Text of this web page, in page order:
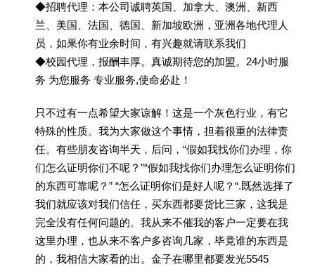
◆招聘代理：本公司诚聘英国、加拿大、澳洲、新西
兰、美国、法国、德国、新加坡欧洲，亚洲各地代理人
员，如果你有业余时间，有兴趣就请联系我们
◆校园代理，报酬丰厚。真诚期待您的加盟。24小时服
务 为您服务 专业服务,使命必赴！
只不过有一点希望大家谅解！这是一个灰色行业，有它
特殊的性质。我为大家做这个事情，担着很重的法律责
任。有些朋友咨询半天，后问，“假如我找你们办理，你
们怎么证明你们不呢？”“假如我找你们办理怎么证明你们
的东西可靠呢？” “怎么证明你们是好人呢？“.既然选择了
我们就应该对我们信任，买东西都要货比三家，这我是
完全没有任何问题的。我从来不催我的客户一定要在我
这里办理，也从来不客户多咨询几家，毕竟谁的东西是
的，我相信大家看的出。金子在哪里都要发光5545